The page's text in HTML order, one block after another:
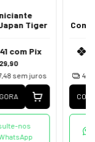
Tiger
com Pix
sem juros
nos
4